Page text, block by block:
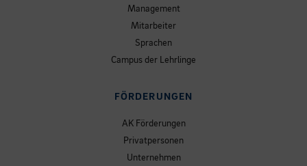
Management
Mitarbeiter
Sprachen
Campus der Lehrlinge
FÖRDERUNGEN
AK Förderungen
Privatpersonen
Unternehmen